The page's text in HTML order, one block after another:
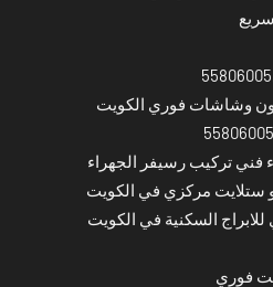
وشاشات فوري الكويت
فني تركيب رسيفر الجهراء
ستلايت مركزي في الكويت
السكنية في الكويت
فوري